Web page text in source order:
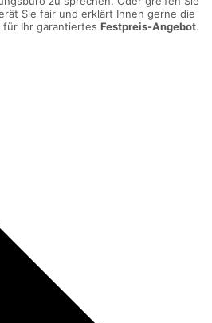
Sie fair und erklärt Ihnen gerne die
für Ihr garantiertes Festpreis-Angebot.